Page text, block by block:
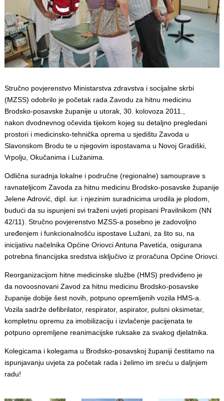
Stručno povjerenstvo Ministarstva zdravstva i socijalne skrbi
(MZSS) odobrilo je početak rada Zavodu za hitnu medicinu
Brodsko-posavske županije u utorak, 30. kolovoza 2011.,
nakon dvodnevnog očevida tijekom kojeg su detaljno pregledani
prostori i medicinsko-tehnička oprema u sjedištu Zavoda u
Slavonskom Brodu te u njegovim ispostavama u Novoj Gradiški,
Vrpolju, Okučanima i Lužanima.
Odlična suradnja lokalne i područne (regionalne) samouprave s
ravnateljicom Zavoda za hitnu medicinu Brodsko-posavske županije
Jelene Adrović, dipl. iur. i njezinim suradnicima urodila je plodom,
budući da su ispunjeni svi traženi uvjeti propisani Pravilnikom (NN
42/11). Stručno povjerenstvo MZSS-a posebno je zadovoljno
uređenjem i funkcionalnošću ispostave Lužani, za što su, na
inicijativu načelnika Općine Oriovci Antuna Pavetića, osigurana
potrebna financijska sredstva isključivo iz proračuna Općine Oriovci.
Reorganizacijom hitne medicinske službe (HMS) predviđeno je
da novoosnovani Zavod za hitnu medicinu Brodsko-posavske
županije dobije šest novih, potpuno opremljenih vozila HMS-a.
Vozila sadrže defibrilator, respirator, aspirator, pulsni oksimetar,
kompletnu opremu za imobilizaciju i izvlačenje pacijenata te
potpuno opremljene reanimacijske ruksake za svakog djelatnika.
Kolegicama i kolegama u Brodsko-posavskoj županiji čestitamo na
ispunjavanju uvjeta za početak rada i želimo im sreću u daljnjem
radu!